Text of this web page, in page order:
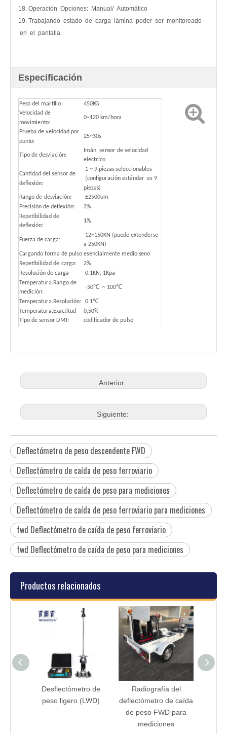
18. Operación Opciones: Manual/ Automático
19. Trabajando estado de carga lámina poder ser monitoreado
en el pantalla.
Especificación
Peso del martillo:
450KG
Velocidad de
movimiento:
0~120 km/hora
Prueba de velocidad por
punto:
25~30s
Tipo de desviación:
Imán sensor de velocidad
electrico
Cantidad del sensor de
deflexión:
1 ~ 9 piezas seleccionables
(configuración estándar es 9
piezas)
Rango de desviación:
±2500um
Precisión de deflexión:
2%
Repetibilidad de
deflexión:
1%
Fuerza de carga:
12~150KN (puede extenderse
a 250KN)
Cargando forma de pulso esencialmente medio seno
Repetibilidad de carga:
2%
Resolución de carga
0.1KN, 1Kpa
Temperatura.Rango de
medición:
-50℃ ~ 100℃
Temperatura.Resolución:
0.1℃
Temperatura.Exactitud
0,50%
Tipo de sensor DMI:
codificador de pulso
Anterior:
Siguiente:
Deflectómetro de peso descendente FWD
Deflectómetro de caída de peso ferroviario
Deflectómetro de caída de peso para mediciones
Deflectómetro de caída de peso ferroviario para mediciones
fwd Deflectómetro de caída de peso ferroviario
fwd Deflectómetro de caída de peso para mediciones
Productos relacionados
Desflectómetro de
peso ligero (LWD)
Radiografía del
deflectómetro de caída
de peso FWD para
mediciones